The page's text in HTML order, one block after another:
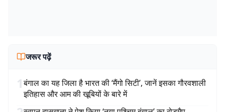
जरूर पढ़ें
1बंगाल का यह जिला है भारत की ‘मैंगो सिटी’, जानें इसका गौरवशाली
इतिहास और आम की खूबियों के बारे में